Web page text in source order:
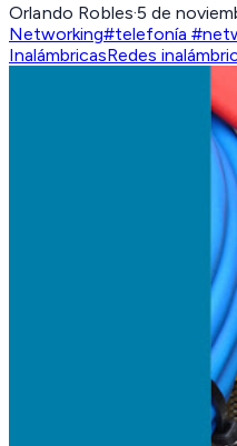
Orlando Robles·5 de
Networking#telefonía
InalámbricasRedes